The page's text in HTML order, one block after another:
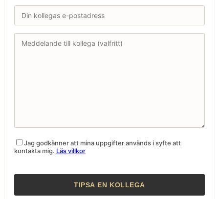
Jag godkänner att mina uppgifter används i syfte att
kontakta mig. Läs villkor